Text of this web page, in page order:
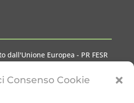
Consenso Cookie
dall'Unione Europea - PR FESR